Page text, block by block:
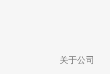
关于公司